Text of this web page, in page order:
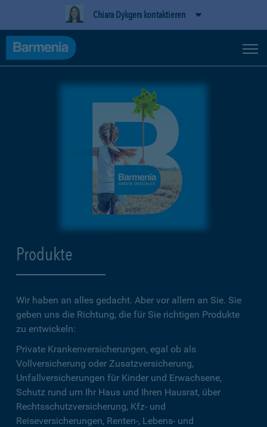
Chiara Dykgers kontaktieren
Produkte
Wir haben an alles gedacht. Aber vor allem an Sie. Sie
geben uns die Richtung, die für Sie richtigen Produkte
zu entwickeln:
Private Krankenversicherungen, egal ob als
Vollversicherung oder Zusatzversicherung,
Unfallversicherungen für Kinder und Erwachsene,
Schutz rund um Ihr Haus und Ihren Hausrat, über
Rechtsschutzversicherung, Kfz- und
Reiseversicherungen, Renten-, Lebens- und